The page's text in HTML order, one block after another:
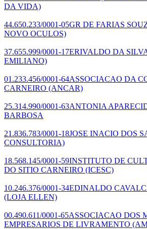
DA VIDA)
44.650.233/0001-05GR DE FARIAS
NOVO OCULOS)
37.655.999/0001-17ERIVALDO DA
EMILIANO)
01.233.456/0001-64ASSOCIACAO DA
CARNEIRO (ANCAR)
25.314.990/0001-63ANTONIA
BARBOSA
21.836.783/0001-18JOSE INACIO DOS
CONSULTORIA)
18.568.145/0001-59INSTITUTO DE
DO SITIO CARNEIRO (ICESC)
10.246.376/0001-34EDINALDO
(LOJA ELLEN)
00.490.611/0001-65ASSOCIACAO DOS
EMPRESARIOS DE LIVRAMENTO